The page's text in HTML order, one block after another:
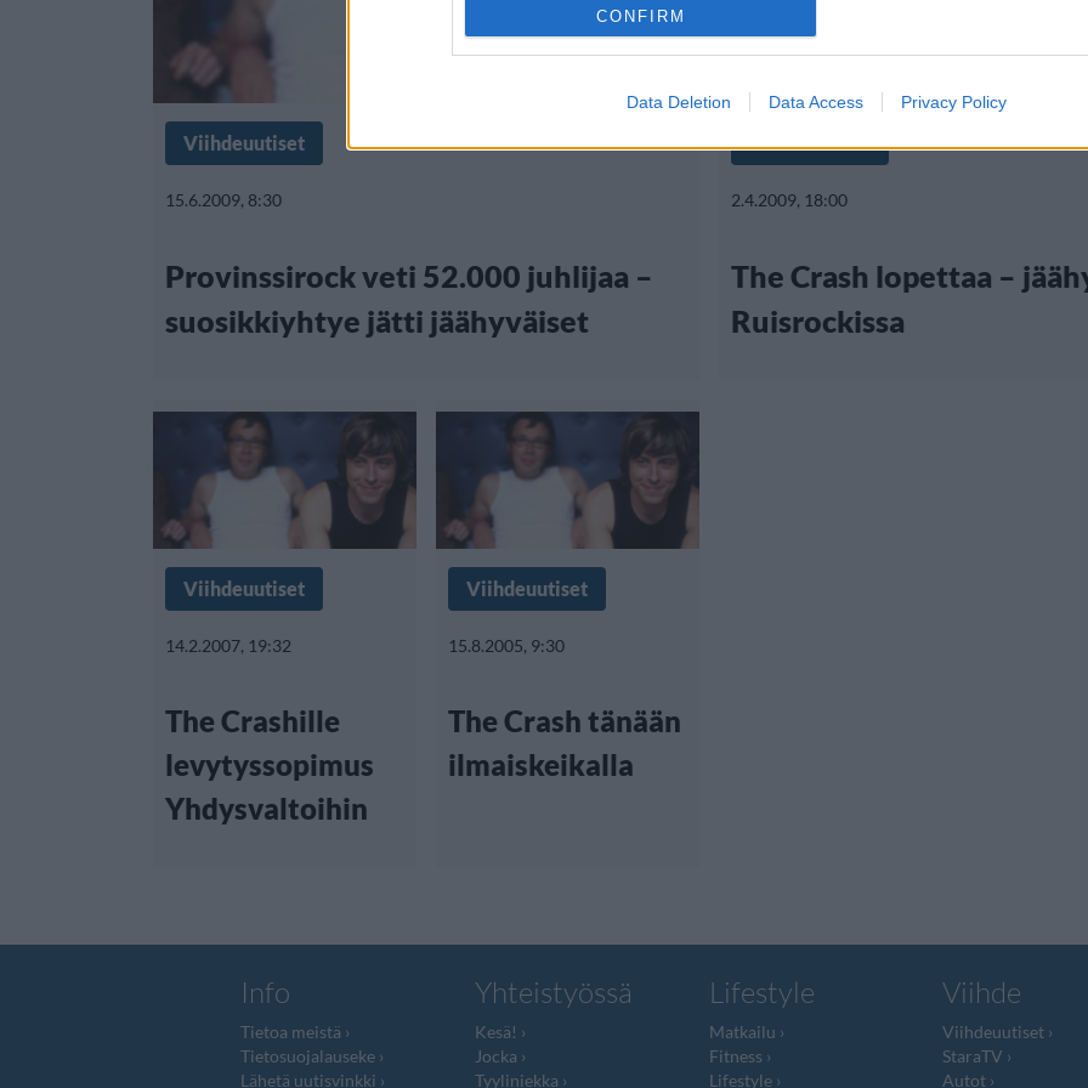
CONFIRM
Data Deletion Data Access Privacy Policy
Viihdeuutiset
15.6.2009, 8:30
Provinssirock veti 52.000 juhlijaa –
suosikkiyhtye jätti jäähyväiset
Viihdeuutiset
2.4.2009, 18:00
The Crash lopettaa –
Ruisrockissa
Viihdeuutiset
14.2.2007, 19:32
The Crashille
levytyssopimus
Yhdysvaltoihin
Viihdeuutiset
15.8.2005, 9:30
The Crash tänään
ilmaiskeikalla
Info
Tietoa meistä
Tietosuojalauseke
Lähetä uutisvinkki
Yhteistyössä
Kesä!
Jocka
Tyyliniekka
Lifestyle
Matkailu
Fitness
Lifestyle
Viihde
Viihdeuutiset
StaraTV
Autot